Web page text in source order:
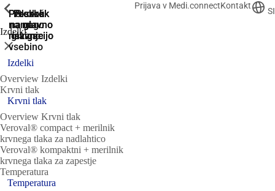
Preskoči
na
iskanje
Preskok
na glavno
navigacijo
Preskok
na glavno
navigacijo
Skok
na
glavno
vsebino
Preskok
na nogo
Prijava v Medi.connectKontakt
SI
Izdelki
ShowPrevious
Zapri
Izdelki
Overview Izdelki
Krvni tlak
ShowPrevious
Krvni tlak
Overview Krvni tlak
Veroval® compact + merilnik
krvnega tlaka za nadlahtico
Veroval® kompaktni + merilnik
krvnega tlaka za zapestje
Temperatura
ShowPrevious
Temperatura
ShowPrevious
ShowPrevious
ShowPrevious